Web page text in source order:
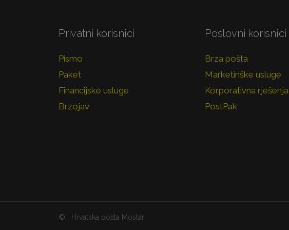
Privatni korisnici
Pismo
Paket
Financijske usluge
Brzojav
Poslovni korisnici
Brza pošta
Marketinške usluge
Korporativna rješenja
PostPak
© Hrvatska pošta Mostar